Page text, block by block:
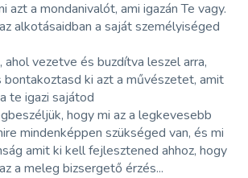
azt a mondanivalót, ami igazán Te vagy.
alkotásaidban a saját személyiséged
ahol vezetve és buzdítva leszel arra,
ki azt a művészetet, amit
te igazi sajátod
hogy mi az a legkevesebb
mindenképpen szükséged van, és mi
amit ki kell fejlesztened ahhoz, hogy
a meleg bizsergető érzés...